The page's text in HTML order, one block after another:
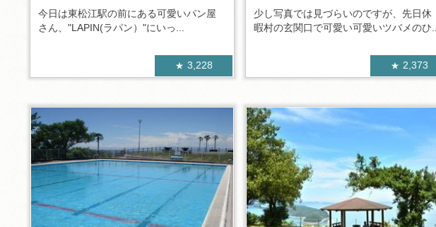
今日は東松江駅の前にある可愛いパン屋
さん、"LAPIN(ラパン）"にいっ...
3,228
少し写真では見づらいのですが、先日休
暇村の玄関口で可愛い可愛いツバメのひ...
2,373